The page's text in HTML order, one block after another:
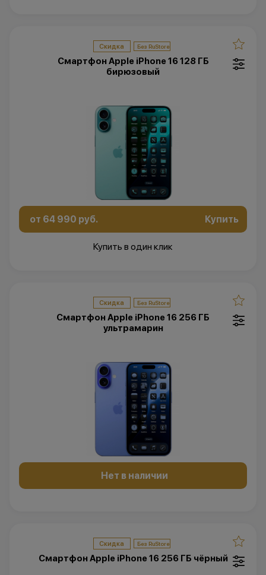
Скидка
Смартфон Apple iPhone 16 128 ГБ
бирюзовый
от 64 990 руб. Купить
Купить в один клик
Скидка
Смартфон Apple iPhone 16 256 ГБ
ультрамарин
Нет в наличии
Скидка
Смартфон Apple iPhone 16 256 ГБ чёрный